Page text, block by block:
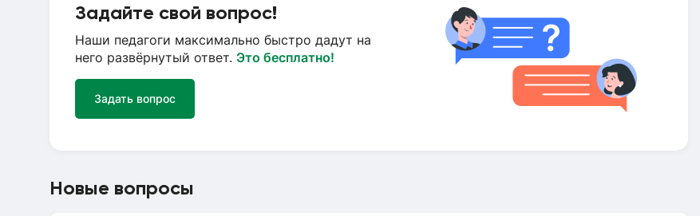
Задайте свой вопрос!
Наши педагоги максимально быстро дадут на
него развёрнутый ответ. Это бесплатно!
Задать вопрос
Новые вопросы